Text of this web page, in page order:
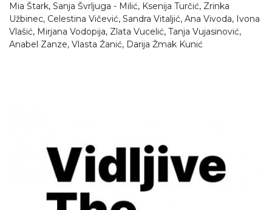
Mia Štark, Sanja Švrljuga - Milić, Ksenija Turčić, Zrinka
Užbinec, Celestina Vičević, Sandra Vitaljić, Ana Vivoda, Ivona
Vlašić, Mirjana Vodopija, Zlata Vucelić, Tanja Vujasinović,
Anabel Zanze, Vlasta Žanić, Darija Žmak Kunić